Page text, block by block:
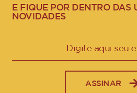
E FIQUE POR DENTRO DAS
NOVIDADES
ASSINAR